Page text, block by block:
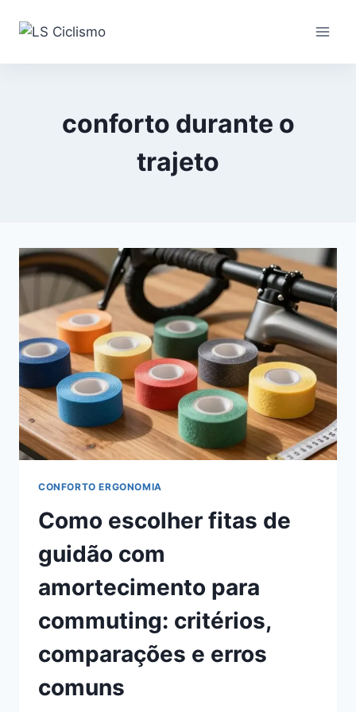
para
conforto durante o
trajeto
CONFORTO ERGONOMIA
Como escolher fitas de
guidão com
amortecimento para
commuting: critérios,
comparações e erros
comuns